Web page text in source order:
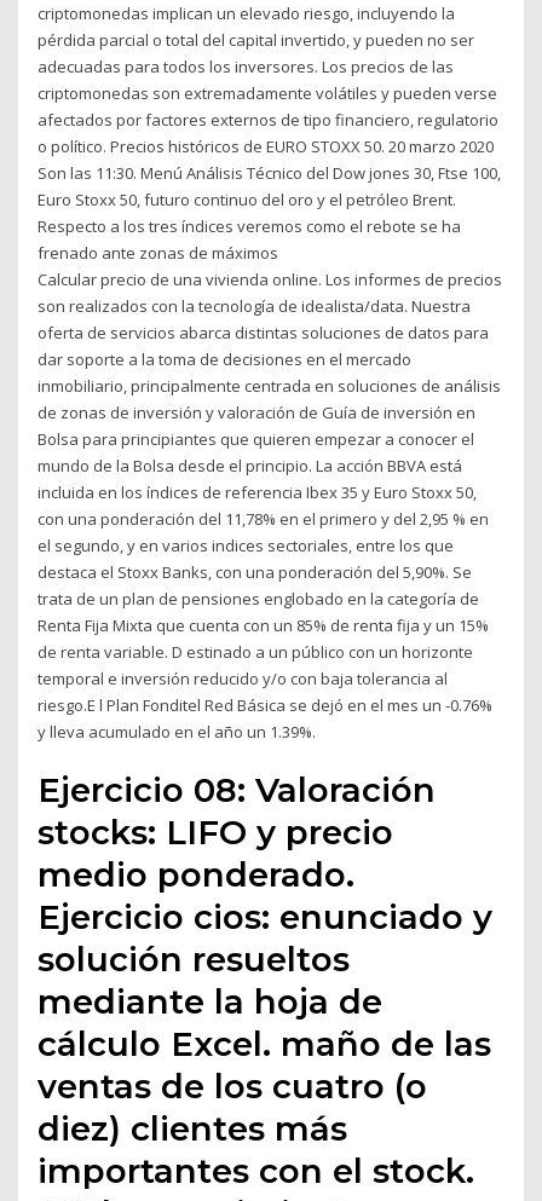
criptomonedas implican un elevado riesgo, incluyendo la
pérdida parcial o total del capital invertido, y pueden no ser
adecuadas para todos los inversores. Los precios de las
criptomonedas son extremadamente volátiles y pueden verse
afectados por factores externos de tipo financiero, regulatorio
o político. Precios históricos de EURO STOXX 50. 20 marzo 2020
Son las 11:30. Menú Análisis Técnico del Dow jones 30, Ftse 100,
Euro Stoxx 50, futuro continuo del oro y el petróleo Brent.
Respecto a los tres índices veremos como el rebote se ha
frenado ante zonas de máximos
Calcular precio de una vivienda online. Los informes de precios
son realizados con la tecnología de idealista/data. Nuestra
oferta de servicios abarca distintas soluciones de datos para
dar soporte a la toma de decisiones en el mercado
inmobiliario, principalmente centrada en soluciones de análisis
de zonas de inversión y valoración de Guía de inversión en
Bolsa para principiantes que quieren empezar a conocer el
mundo de la Bolsa desde el principio. La acción BBVA está
incluida en los índices de referencia Ibex 35 y Euro Stoxx 50,
con una ponderación del 11,78% en el primero y del 2,95 % en
el segundo, y en varios indices sectoriales, entre los que
destaca el Stoxx Banks, con una ponderación del 5,90%. Se
trata de un plan de pensiones englobado en la categoría de
Renta Fija Mixta que cuenta con un 85% de renta fija y un 15%
de renta variable. D estinado a un público con un horizonte
temporal e inversión reducido y/o con baja tolerancia al
riesgo.E l Plan Fonditel Red Básica se dejó en el mes un -0.76%
y lleva acumulado en el año un 1.39%.
Ejercicio 08: Valoración
stocks: LIFO y precio
medio ponderado.
Ejercicio cios: enunciado y
solución resueltos
mediante la hoja de
cálculo Excel. maño de las
ventas de los cuatro (o
diez) clientes más
importantes con el stock.